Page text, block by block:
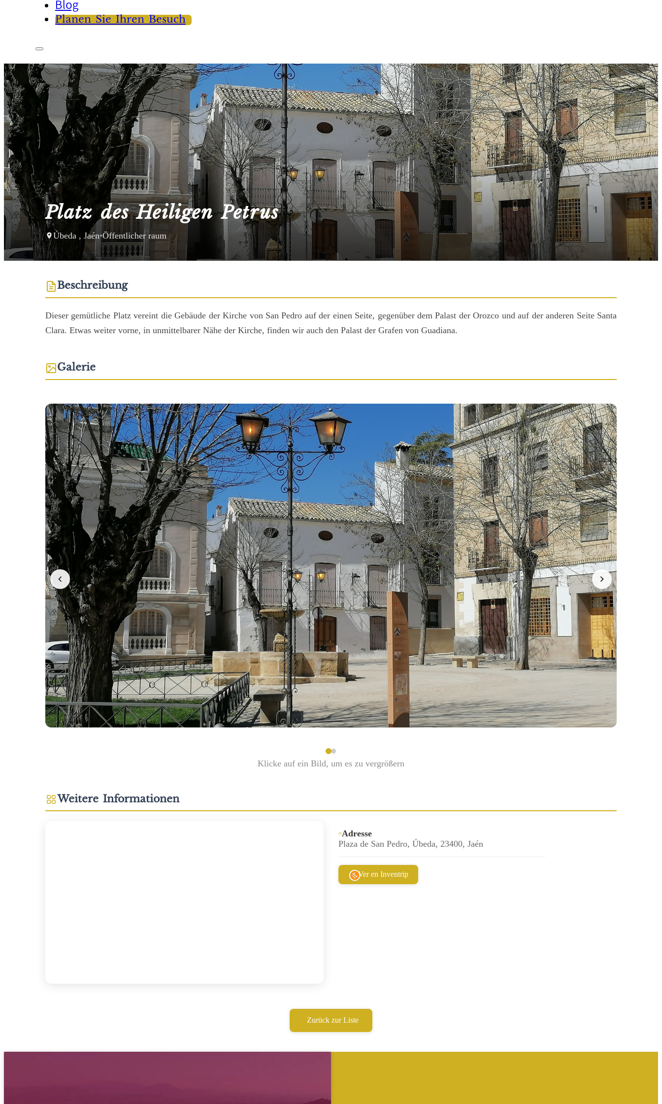
Blog
Planen Sie Ihren Besuch
Platz des Heiligen Petrus
Úbeda , Jaén•Öffentlicher raum
Beschreibung
Dieser gemütliche Platz vereint die Gebäude der Kirche von San Pedro auf der einen Seite, gegenüber dem Palast der Orozco und auf der anderen Seite Santa
Clara. Etwas weiter vorne, in unmittelbarer Nähe der Kirche, finden wir auch den Palast der Grafen von Guadiana.
Galerie
Klicke auf ein Bild, um es zu vergrößern
Weitere Informationen
Adresse
Plaza de San Pedro, Úbeda, 23400, Jaén
Ver en Inventrip
Zurück zur Liste